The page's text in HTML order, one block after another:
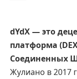
dYdX — это
платформа
Соединенных
Жулиано в 2017